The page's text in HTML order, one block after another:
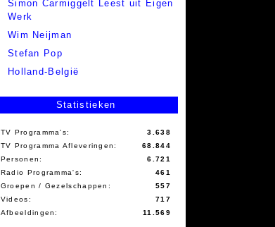
Simon Carmiggelt Leest uit Eigen
Werk
Wim Neijman
Stefan Pop
Holland-België
Statistieken
TV Programma's:
3.638
TV Programma Afleveringen:
68.844
Personen:
6.721
Radio Programma's:
461
Groepen / Gezelschappen:
557
Videos:
717
Afbeeldingen:
11.569